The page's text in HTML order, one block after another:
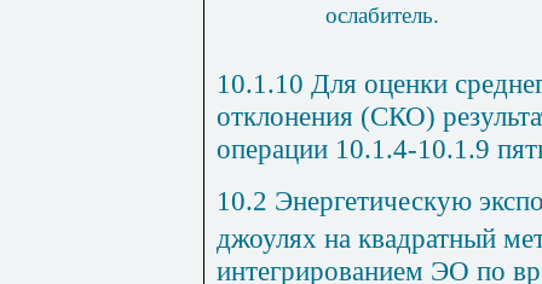
ослабитель.
10.1.10 Для оценки
отклонения (СКО)
операции 10.1.4-10.1.9
10.2 Энергетическую
джоулях на квадратный
интегрированием ЭО по